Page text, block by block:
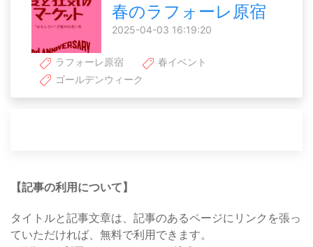
春のラフォーレ原宿
2025-04-03 16:19:20
ラフォーレ原宿
春イベント
ゴールデンウィーク
【記事の利用について】
タイトルと記事文章は、記事のあるページにリンクを張っ
ていただければ、無料で利用できます。